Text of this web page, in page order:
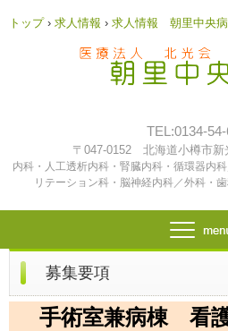
トップ › 求人情報 › 求人情報 朝里中央
TEL:0134-
〒047-0152 北海道小樽市新
内科・人工透析内科・腎臓内科・循環器内
リテーション科・脳神経内科／外科・
募集要項
手術室兼病棟 看